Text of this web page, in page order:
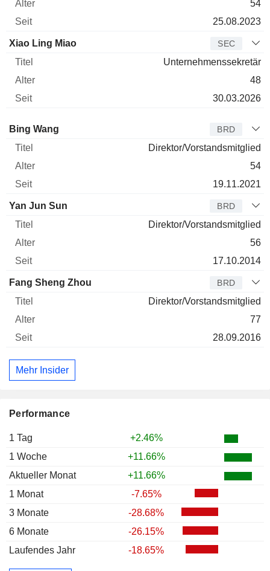
Performance
1 Tag
+2.46%
1 Woche
+11.66%
Aktueller Monat
+11.66%
1 Monat
-7.65%
3 Monate
-28.68%
6 Monate
-26.15%
Laufendes Jahr
-18.65%
54
25.08.2023
Xiao Ling Miao SEC
Unternehmenssekretär
48
30.03.2026
Verwaltungsratsmitglied
Bing Wang BRD
Direktor/Vorstandsmitglied
54
19.11.2021
Yan Jun Sun BRD
Direktor/Vorstandsmitglied
56
17.10.2014
Fang Sheng Zhou BRD
Direktor/Vorstandsmitglied
77
28.09.2016
Mehr Insider